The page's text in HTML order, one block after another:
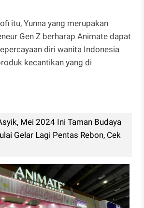
itu, Yunna yang merupakan
Gen Z berharap Animate dapat
diri wanita Indonesia
kecantikan yang di
Mei 2024 Ini Taman Budaya
Gelar Lagi Pentas Rebon, Cek